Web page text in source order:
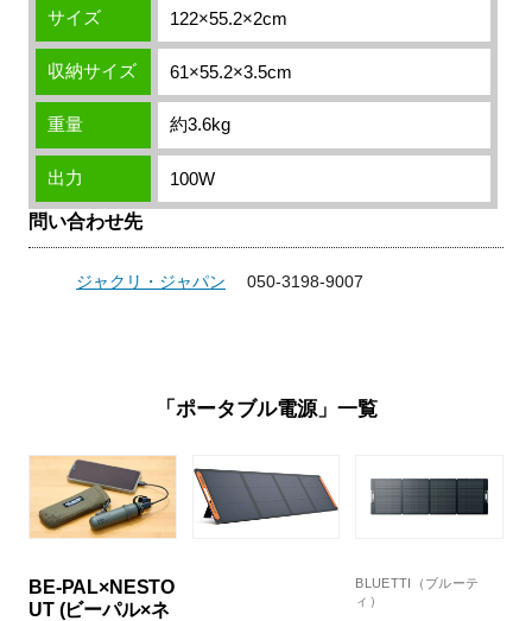
サイズ 122×55.2×2cm
収納サイズ 61×55.2×3.5cm
重量 約3.6kg
出力 100W
問い合わせ先
ジャクリ・ジャパン 050-3198-9007
「ポータブル電源」一覧
BE-PAL×NESTO
UT (ビーパル×ネ
BLUETTI（ブルーテ
ィ）